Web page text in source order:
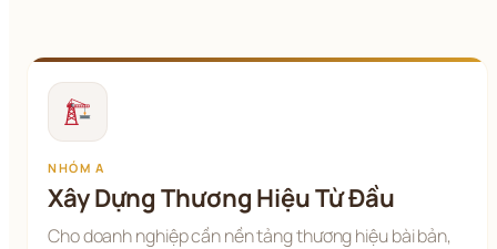
NHÓM A
Xây Dựng Thương Hiệu Từ Đầu
Cho doanh nghiệp cần nền tảng thương hiệu bài bản,